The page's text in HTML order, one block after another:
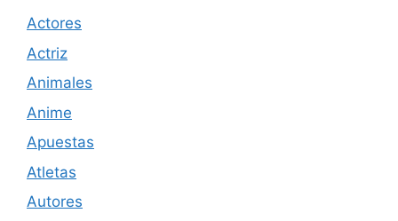
Actores
Actriz
Animales
Anime
Apuestas
Atletas
Autores